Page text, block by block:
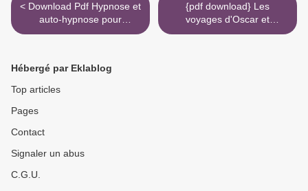
< Download Pdf Hypnose et
auto-hypnose pour
soulager la douleur, ça
{pdf download} Les
voyages d'Oscar et
Margaux >
Hébergé par Eklablog
Top articles
Pages
Contact
Signaler un abus
C.G.U.